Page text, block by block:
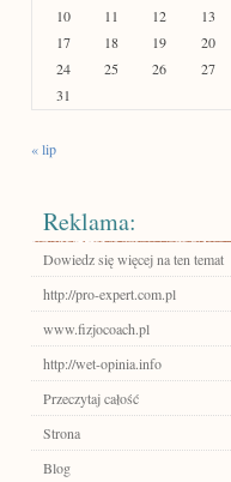
10
11 12 13
17
18 19 20
24
25 26 27
31
« lip
Reklama:
Dowiedz się więcej na ten temat
http://pro-expert.com.pl
www.fizjocoach.pl
http://wet-opinia.info
Przeczytaj całość
Strona
Blog